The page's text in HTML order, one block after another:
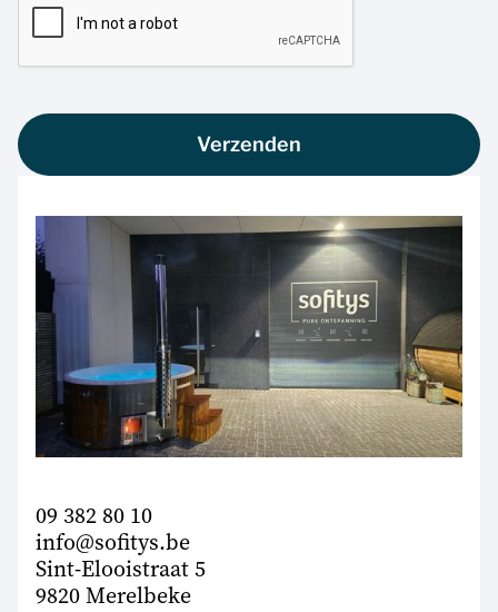
09 382 80 10
info@sofitys.be
Sint-Elooistraat 5
9820 Merelbeke